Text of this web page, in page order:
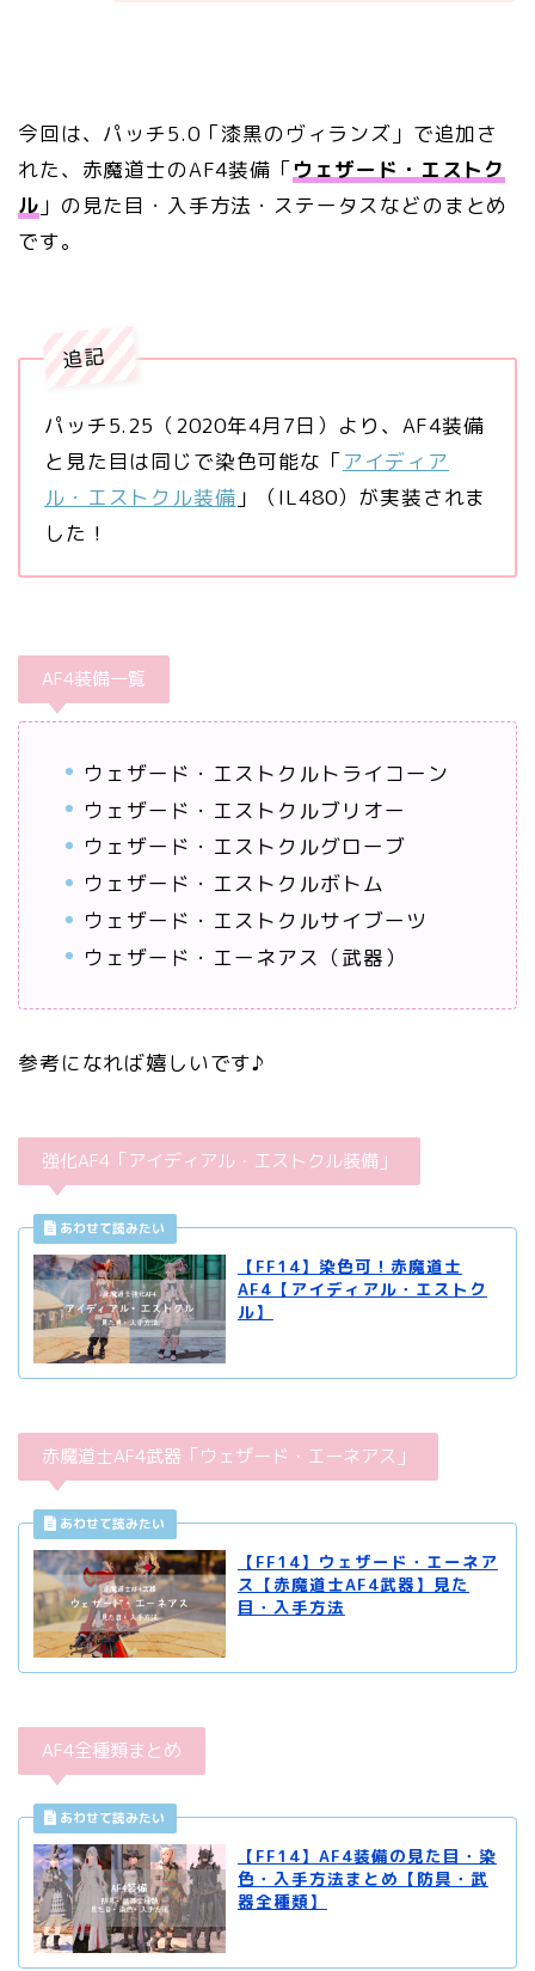
今回は、パッチ5.0「漆黒のヴィランズ」で追加さ
れた、赤魔道士のAF4装備「ウェザード・エストク
ル 」の見た目・入手方法・ステータスなどのまとめ
です。
追記
パッチ5.25（2020年4月7日）より、AF4装備
と見た目は同じで染色可能な「アイディア
ル・エストクル装備 」（IL480）が実装されま
した！
AF4装備一覧
ウェザード・エストクルトライコーン
ウェザード・エストクルブリオー
ウェザード・エストクルグローブ
ウェザード・エストクルボトム
ウェザード・エストクルサイブーツ
ウェザード・エーネアス（武器）
参考になれば嬉しいです♪
強化AF4「アイディアル・エストクル装備」
【FF14】染色可！赤魔道士
AF4【アイディアル・エストク
ル】
赤魔道士AF4武器「ウェザード・エーネアス」
【FF14】ウェザード・エーネア
ス【赤魔道士AF4武器】見た
目・入手方法
AF4全種類まとめ
【FF14】AF4装備の見た目・染
色・入手方法まとめ【防具・武
器全種類】